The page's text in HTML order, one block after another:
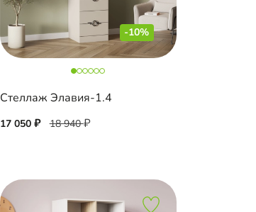
-10%
Стеллаж Элавия-1.4
17 050 18 940